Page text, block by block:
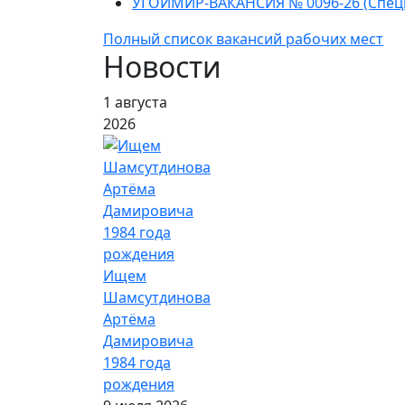
Полный список вакансий рабочих мест
Новости
1 августа
2026
Ищем
Шамсутдинова
Артёма
Дамировича
1984 года
рождения